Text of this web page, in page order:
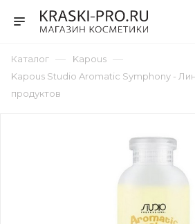
Каталог — Kapous —
Kapous Studio Aromatic Symphony -
продуктов